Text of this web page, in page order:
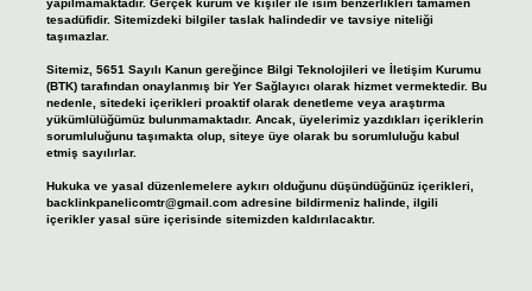
yapılmamaktadır. Gerçek kurum ve kişiler ile isim benzerlikleri tamamen
tesadüfidir. Sitemizdeki bilgiler taslak halindedir ve tavsiye niteliği
taşımazlar.
Sitemiz, 5651 Sayılı Kanun gereğince Bilgi Teknolojileri ve İletişim Kurumu
(BTK) tarafından onaylanmış bir Yer Sağlayıcı olarak hizmet vermektedir. Bu
nedenle, sitedeki içerikleri proaktif olarak denetleme veya araştırma
yükümlülüğümüz bulunmamaktadır. Ancak, üyelerimiz yazdıkları içeriklerin
sorumluluğunu taşımakta olup, siteye üye olarak bu sorumluluğu kabul
etmiş sayılırlar.
Hukuka ve yasal düzenlemelere aykırı olduğunu düşündüğünüz içerikleri,
backlinkpanelicomtr@gmail.comadresine bildirmeniz halinde, ilgili
içerikler yasal süre içerisinde sitemizden kaldırılacaktır.